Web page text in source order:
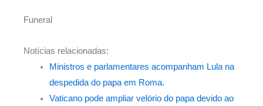
Funeral
Notícias relacionadas:
Ministros e parlamentares acompanham Lula na
despedida do papa em Roma.
Vaticano pode ampliar velório do papa devido ao